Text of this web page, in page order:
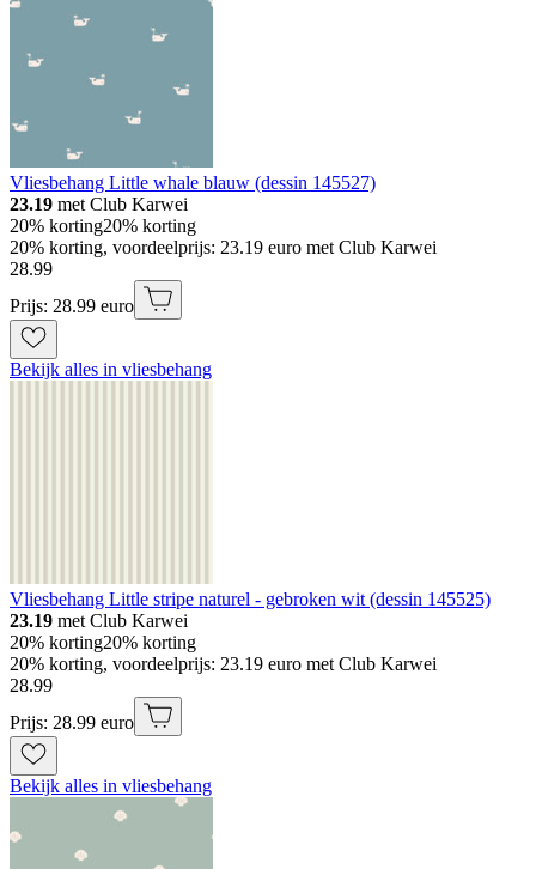
Vliesbehang Little whale blauw (dessin 145527)
23.19 met Club Karwei
20% korting20% korting
20% korting, voordeelprijs: 23.19 euro met Club Karwei
28.99
Prijs: 28.99 euro
Bekijk alles in vliesbehang
Vliesbehang Little stripe naturel - gebroken wit (dessin 145525)
23.19 met Club Karwei
20% korting20% korting
20% korting, voordeelprijs: 23.19 euro met Club Karwei
28.99
Prijs: 28.99 euro
Bekijk alles in vliesbehang